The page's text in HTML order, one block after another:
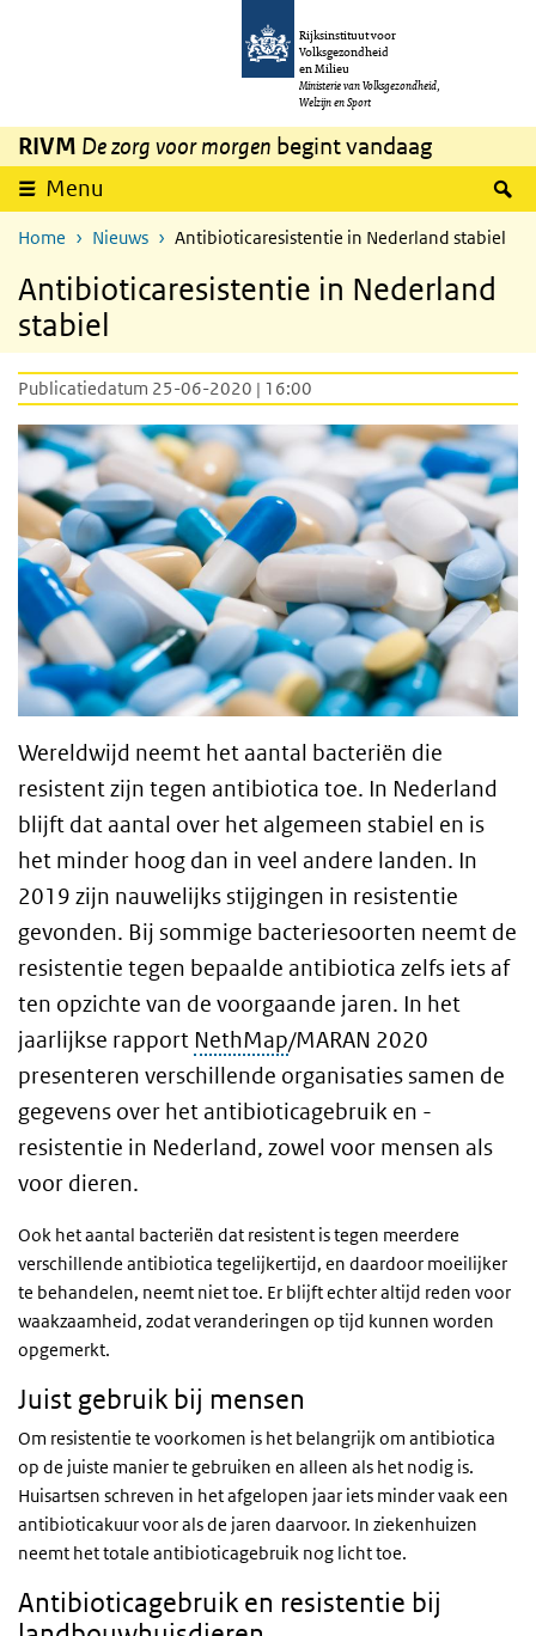
Overslaan en naar de inhoud gaan
Rijksinstituut voor
Volksgezondheid
en Milieu
Ministerie van Volksgezondheid,
Welzijn en Sport
RIVM De zorg voor morgen begint vandaag
Menu
Home Nieuws Antibioticaresistentie in Nederland stabiel
Antibioticaresistentie in Nederland
stabiel
Publicatiedatum 25-06-2020 | 16:00
Wereldwijd neemt het aantal bacteriën die
resistent zijn tegen antibiotica toe. In Nederland
blijft dat aantal over het algemeen stabiel en is
het minder hoog dan in veel andere landen. In
2019 zijn nauwelijks stijgingen in resistentie
gevonden. Bij sommige bacteriesoorten neemt de
resistentie tegen bepaalde antibiotica zelfs iets af
ten opzichte van de voorgaande jaren. In het
jaarlijkse rapport NethMap/MARAN 2020
presenteren verschillende organisaties samen de
gegevens over het antibioticagebruik en -
resistentie in Nederland, zowel voor mensen als
voor dieren.
Ook het aantal bacteriën dat resistent is tegen meerdere
verschillende antibiotica tegelijkertijd, en daardoor moeilijker
te behandelen, neemt niet toe. Er blijft echter altijd reden voor
waakzaamheid, zodat veranderingen op tijd kunnen worden
opgemerkt.
Juist gebruik bij mensen
Om resistentie te voorkomen is het belangrijk om antibiotica
op de juiste manier te gebruiken en alleen als het nodig is.
Huisartsen schreven in het afgelopen jaar iets minder vaak een
antibioticakuur voor als de jaren daarvoor. In ziekenhuizen
neemt het totale antibioticagebruik nog licht toe.
Antibioticagebruik en resistentie bij